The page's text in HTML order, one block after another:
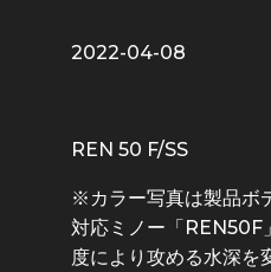
2022-04-08
REN 50 F/SS
※カラー写真は製品ボ
対応ミノー「REN50F
度により攻める水深を